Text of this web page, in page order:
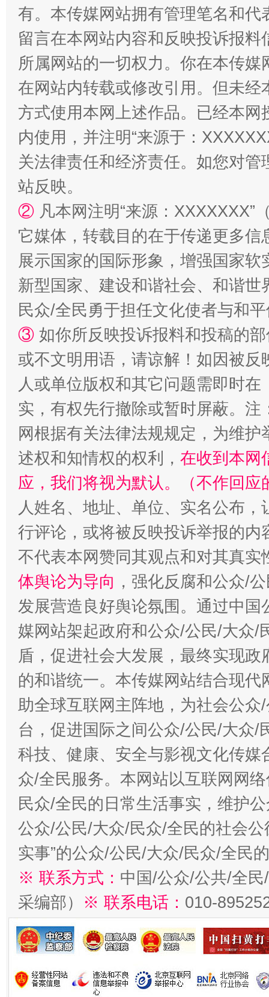
漫山遍野的桃花与雪山、麦地、白藏房 除
招工难、用工荒背后
有。本传媒网站拥有管理笔名和
留言在本网站内容和反映投诉报
所属网站的一切权力。你在本传
在网站内转载或修改引用。但未
方式使用本网上述作品。已经本
内使用，并注明“来源于：
关法律责任和经济责任。如您对
站反映。
② 凡本网注明“来源：
它媒体，转载目的在于传递更多
展示国家的国际形象，增强国家
新型国家、建设和谐社会、和谐
民众/全民勇于担任文化使者与和
③ 如你所反映投诉报料和投稿的
或不文明用语，请谅解！如因被
人或单位版权和其它问题需即时在
实，有权先行撤除或暂时屏蔽。
网根据有关法律法规规定，为维
述权和知情权的权利， 在收到本网
应，我们将视为默认。（不作回应
人姓名、地址、单位、实名公布
行评论，或将被反映投诉举报的
不代表本网赞同其观点和对其真实
体舆论为导向 ，强化反腐和公众/
发展营造良好舆论氛围。通过中
媒网站架起政府和公众/公民/大众/
盾，促进社会大发展，最终实现
的和谐统一。本传媒网站结合现
助全球互联网主阵地，为社会公
台，促进国际之间公众/公民/大众/
科技、健康、安全与影视文化传
众/全民服务。本网站以互联网网
民众/全民的日常生活事实，维护
公众/公民/大众/民众/全民的社会公
实事”的公众/公民/大众/民众/全民
※ 联系方式： 中国/公众/公共/全
采编部） ※ 联系电话： 010-